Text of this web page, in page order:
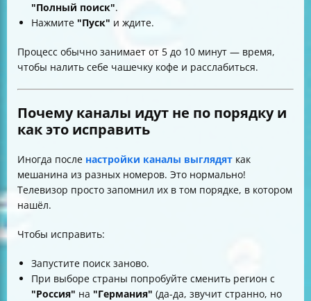
"Полный поиск".
Нажмите "Пуск" и ждите.
Процесс обычно занимает от 5 до 10 минут — время,
чтобы налить себе чашечку кофе и расслабиться.
Почему каналы идут не по порядку и
как это исправить
Иногда после настройки каналы выглядят как
мешанина из разных номеров. Это нормально!
Телевизор просто запомнил их в том порядке, в котором
нашёл.
Чтобы исправить:
Запустите поиск заново.
При выборе страны попробуйте сменить регион с
"Россия" на "Германия" (да-да, звучит странно, но